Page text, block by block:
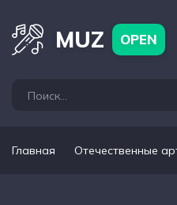
MUZ OPEN
Главная Отечественные
артисты Популярные